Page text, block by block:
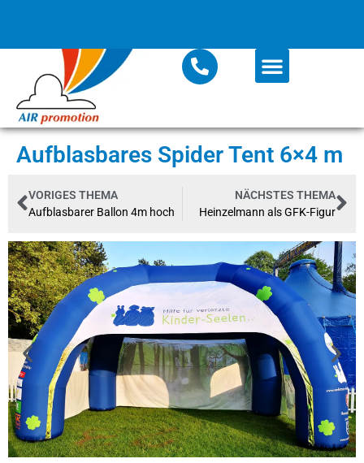
Aufblasbares Spider Tent 6×4 m
VORIGES THEMA
Aufblasbarer Ballon 4m hoch
NÄCHSTES THEMA
Heinzelmann als GFK-Figur